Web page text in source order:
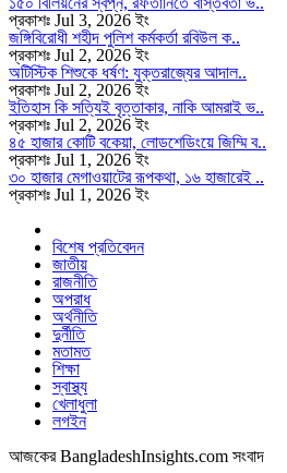
প্রকাশঃ Jul 3, 2026 ইং
জঙ্গিবিরোধী শহীদ পুলিশ কর্মকর্তা রবিউল ক..
প্রকাশঃ Jul 2, 2026 ইং
অটিস্টিক শিশুকে ধর্ষণ: যুক্তরাজ্যের আদাল..
প্রকাশঃ Jul 2, 2026 ইং
ইতিহাস কি সত্যিই বৃত্তাকার, নাকি আমরাই ভ..
প্রকাশঃ Jul 2, 2026 ইং
৪৫ হাজার কোটি বকেয়া, লোডশেডিংয়ে জিম্মি ব..
প্রকাশঃ Jul 1, 2026 ইং
৩০ হাজার মেগাওয়াটের রূপকথা, ১৬ হাজারেই ..
প্রকাশঃ Jul 1, 2026 ইং
বিশেষ প্রতিবেদন
জাতীয়
রাজনীতি
অপরাধ
অর্থনীতি
দুর্নীতি
মতামত
শিক্ষা
স্বাস্থ্য
খেলাধুলা
লগইন
আজকের BangladeshInsights.com সংবাদ